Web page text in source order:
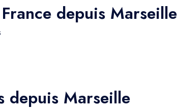
depuis Marseille
depuis Marseille